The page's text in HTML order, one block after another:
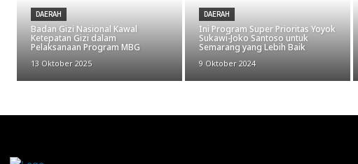
DAERAH
Badan Gizi Nasional Kawal
Ketepatan Gizi dalam
Pelaksanaan Program MBG
13 Oktober 2025
DAERAH
Ini Program Super Prioritas Yoyok
Sukawi-Joko Santoso untuk
Semarang yang Lebih Baik
9 Oktober 2024